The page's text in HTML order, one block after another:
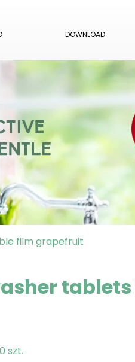
DOWNLOAD
film grapefruit
tablets
szt.